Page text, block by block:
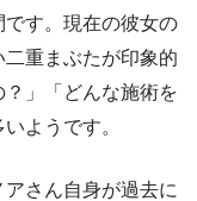
す。現在の彼女の
重まぶたが印象的
」「どんな施術を
ようです。
さん自身が過去に